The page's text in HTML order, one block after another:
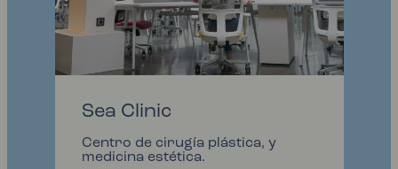
Sea Clinic
Centro de cirugía plástica, y
medicina estética.